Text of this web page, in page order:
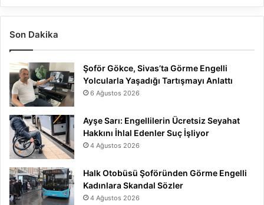
Son Dakika
Şoför Gökce, Sivas’ta Görme Engelli
Yolcularla Yaşadığı Tartışmayı Anlattı
6 Ağustos 2026
Ayşe Sarı: Engellilerin Ücretsiz Seyahat
Hakkını İhlal Edenler Suç İşliyor
4 Ağustos 2026
Halk Otobüsü Şoföründen Görme Engelli
Kadınlara Skandal Sözler
4 Ağustos 2026